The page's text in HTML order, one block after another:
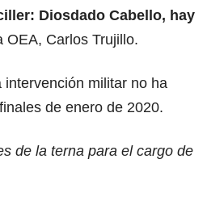
Diosdado Cabello, hay
OEA, Carlos Trujillo.
militar no ha
de enero de 2020.
de la terna para el cargo de